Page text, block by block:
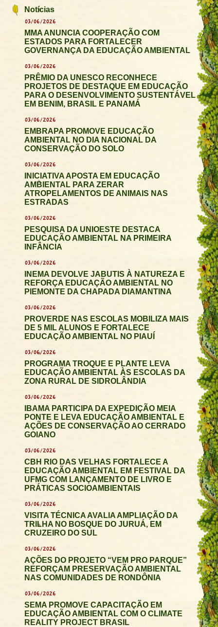
Notícias
03/06/2026
MMA ANUNCIA COOPERAÇÃO COM
ESTADOS PARA FORTALECER
GOVERNANÇA DA EDUCAÇÃO AMBIENTAL
03/06/2026
PRÊMIO DA UNESCO RECONHECE
PROJETOS DE DESTAQUE EM EDUCAÇÃO
PARA O DESENVOLVIMENTO SUSTENTÁVEL
EM BENIM, BRASIL E PANAMÁ
03/06/2026
EMBRAPA PROMOVE EDUCAÇÃO
AMBIENTAL NO DIA NACIONAL DA
CONSERVAÇÃO DO SOLO
03/06/2026
INICIATIVA APOSTA EM EDUCAÇÃO
AMBIENTAL PARA ZERAR
ATROPELAMENTOS DE ANIMAIS NAS
ESTRADAS
03/06/2026
PESQUISA DA UNIOESTE DESTACA
EDUCAÇÃO AMBIENTAL NA PRIMEIRA
INFÂNCIA
03/06/2026
INEMA DEVOLVE JABUTIS À NATUREZA E
REFORÇA EDUCAÇÃO AMBIENTAL NO
PIEMONTE DA CHAPADA DIAMANTINA
03/06/2026
PROVERDE NAS ESCOLAS MOBILIZA MAIS
DE 5 MIL ALUNOS E FORTALECE
EDUCAÇÃO AMBIENTAL NO PIAUÍ
03/06/2026
PROGRAMA TROQUE E PLANTE LEVA
EDUCAÇÃO AMBIENTAL ÀS ESCOLAS DA
ZONA RURAL DE SIDROLÂNDIA
03/06/2026
IBAMA PARTICIPA DA EXPEDIÇÃO MEIA
PONTE E LEVA EDUCAÇÃO AMBIENTAL E
AÇÕES DE CONSERVAÇÃO AO CERRADO
GOIANO
03/06/2026
CBH RIO DAS VELHAS FORTALECE A
EDUCAÇÃO AMBIENTAL EM FESTIVAL DA
UFMG COM LANÇAMENTO DE LIVRO E
PRÁTICAS SOCIOAMBIENTAIS
03/06/2026
VISITA TÉCNICA AVALIA AMPLIAÇÃO DA
TRILHA NO BOSQUE DO JURUÁ, EM
CRUZEIRO DO SUL
03/06/2026
AÇÕES DO PROJETO “VEM PRO PARQUE”
REFORÇAM PRESERVAÇÃO AMBIENTAL
NAS COMUNIDADES DE RONDÔNIA
03/06/2026
SEMA PROMOVE CAPACITAÇÃO EM
EDUCAÇÃO AMBIENTAL COM O CLIMATE
REALITY PROJECT BRASIL